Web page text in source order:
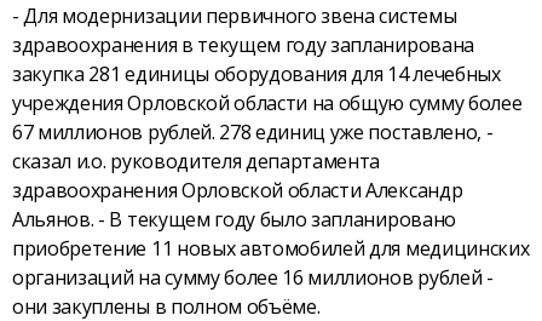
- Для модернизации первичного звена системы
здравоохранения в текущем году запланирована
закупка 281 единицы оборудования для 14 лечебных
учреждения Орловской области на общую сумму более
67 миллионов рублей. 278 единиц уже поставлено, -
сказал и.о. руководителя департамента
здравоохранения Орловской области Александр
Альянов. - В текущем году было запланировано
приобретение 11 новых автомобилей для медицинских
организаций на сумму более 16 миллионов рублей -
они закуплены в полном объёме.